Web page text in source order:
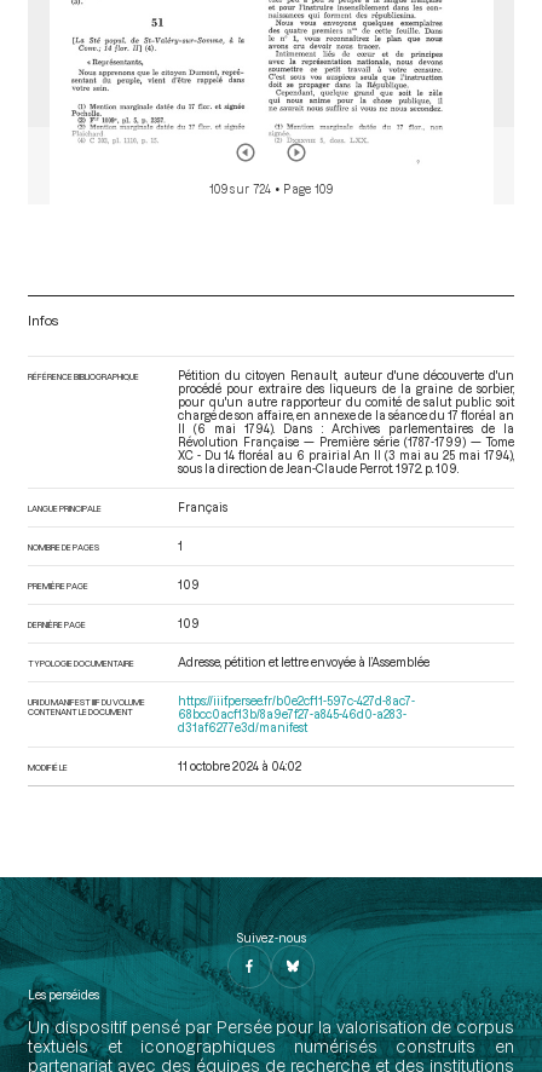
109 sur 724 • Page 109
Infos
RÉFÉRENCE BIBLIOGRAPHIQUE
Pétition du citoyen Renault, auteur d'une découverte d'un
procédé pour extraire des liqueurs de la graine de sorbier,
pour qu'un autre rapporteur du comité de salut public soit
chargé de son affaire, en annexe de la séance du 17 floréal an
II (6 mai 1794). Dans : Archives parlementaires de la
Révolution Française — Première série (1787-1799) — Tome
XC - Du 14 floréal au 6 prairial An II (3 mai au 25 mai 1794),
sous la direction de Jean-Claude Perrot. 1972. p. 109.
LANGUE PRINCIPALE Français
NOMBRE DE PAGES 1
PREMIÈRE PAGE 109
DERNIÈRE PAGE 109
TYPOLOGIE DOCUMENTAIRE Adresse, pétition et lettre envoyée à l’Assemblée
URI DU MANIFEST IIIF DU VOLUME
CONTENANT LE DOCUMENT
https://iiif.persee.fr/b0e2cf11-597c-427d-8ac7-
68bcc0acf13b/8a9e7f27-a845-46d0-a283-
d31af6277e3d/manifest
MODIFIÉ LE 11 octobre 2024 à 04:02
Suivez-nous
Les perséides
Un dispositif pensé par Persée pour la valorisation de corpus
textuels et iconographiques numérisés construits en
partenariat avec des équipes de recherche et des institutions